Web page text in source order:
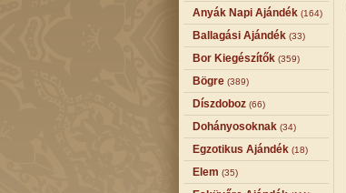
Anyák Napi Ajándék (164)
Ballagási Ajándék (33)
Bor Kiegészítők (359)
Bögre (389)
Díszdoboz (66)
Dohányosoknak (34)
Egzotikus Ajándék (18)
Elem (35)